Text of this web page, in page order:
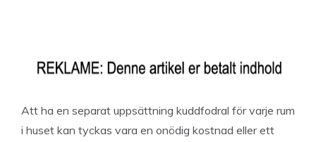
Att ha en separat uppsättning kuddfodral för varje rum
i huset kan tyckas vara en onödig kostnad eller ett